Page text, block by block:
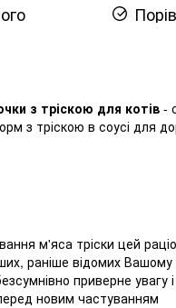
з тріскою для котів -
з тріскою в соусі для
м'яса тріски цей
раніше відомих Вашому
приверне увагу і
новим частуванням